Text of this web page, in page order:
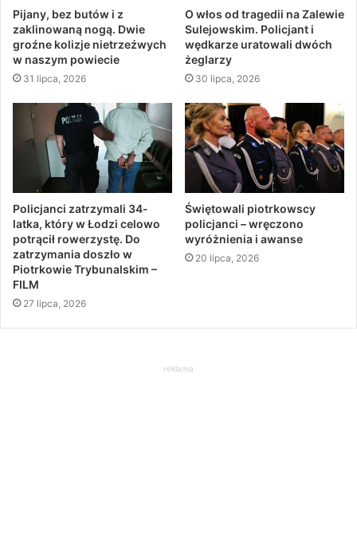
Pijany, bez butów i z
zaklinowaną nogą. Dwie
groźne kolizje nietrzeźwych
w naszym powiecie
31 lipca, 2026
O włos od tragedii na Zalewie
Sulejowskim. Policjant i
wędkarze uratowali dwóch
żeglarzy
30 lipca, 2026
Policjanci zatrzymali 34-
latka, który w Łodzi celowo
potrącił rowerzystę. Do
zatrzymania doszło w
Piotrkowie Trybunalskim –
FILM
27 lipca, 2026
Świętowali piotrkowscy
policjanci – wręczono
wyróżnienia i awanse
20 lipca, 2026
reklama